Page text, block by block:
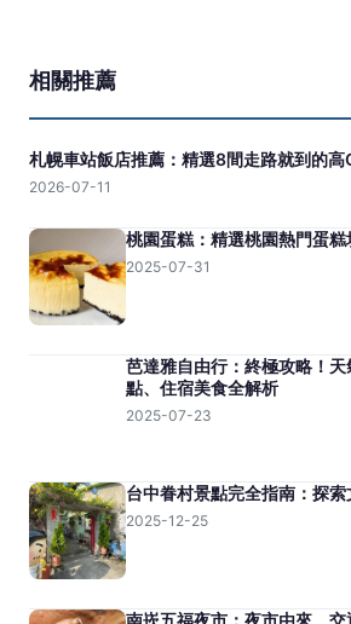
相關推薦
札幌車站飯店推薦：精選8間走路就到的高
2026-07-11
桃園蛋糕：精選桃園熱門蛋糕
2025-07-31
芭達雅自由行：終極攻略！
點、住宿美食全解析
2025-07-23
台中眷村景點完全指南：探
2025-12-25
南崁五福夜市：夜市由來、交